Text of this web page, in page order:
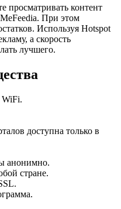
просматривать контент
При этом
Используя Hotspot
а скорость
лучшего.
WiFi.
доступна только в
анонимно.
стране.